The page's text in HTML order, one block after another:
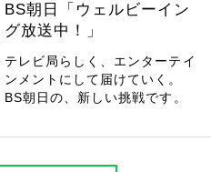
BS朝日「ウェルビーイン
グ放送中！」
テレビ局らしく、エンターテイ
ンメントにして届けていく。
BS朝日の、新しい挑戦です。